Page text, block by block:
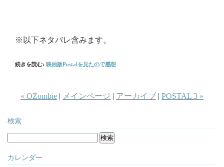
※以下ネタバレ含みます。
続きを読む: 映画版Postalを見たので感想
« OZombie | メインページ | アーカイブ | POSTAL 3 »
検索
カレンダー